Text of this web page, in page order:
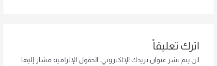
اترك تعليقاً
لن يتم نشر عنوان بريدك الإلكتروني. الحقول الإلزامية مشار إليها